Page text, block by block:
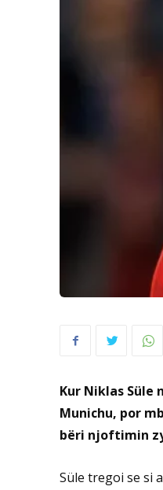
Kur Niklas
Munichu, por
bëri njoftimin
Süle tregoi se si